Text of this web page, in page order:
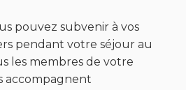
pouvez subvenir à vos
pendant votre séjour au
les membres de votre
accompagnent